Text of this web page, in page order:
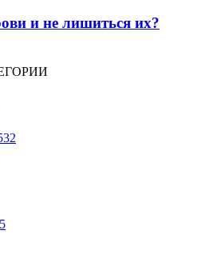
и не лишиться их?